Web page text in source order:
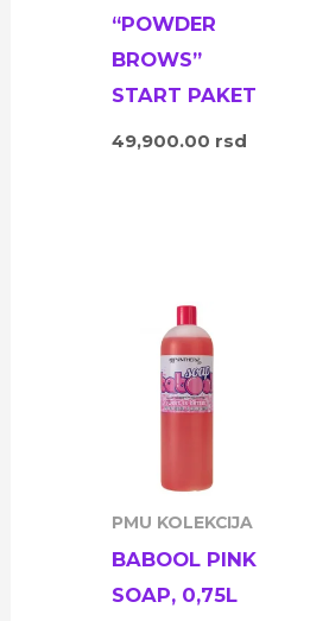
“POWDER
BROWS”
START PAKET
49,900.00 rsd
PMU KOLEKCIJA
BABOOL PINK
SOAP, 0,75L